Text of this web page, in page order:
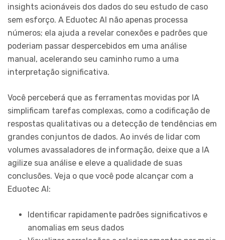
insights acionáveis dos dados do seu estudo de caso
sem esforço. A Eduotec AI não apenas processa
números; ela ajuda a revelar conexões e padrões que
poderiam passar despercebidos em uma análise
manual, acelerando seu caminho rumo a uma
interpretação significativa.
Você perceberá que as ferramentas movidas por IA
simplificam tarefas complexas, como a codificação de
respostas qualitativas ou a detecção de tendências em
grandes conjuntos de dados. Ao invés de lidar com
volumes avassaladores de informação, deixe que a IA
agilize sua análise e eleve a qualidade de suas
conclusões. Veja o que você pode alcançar com a
Eduotec AI:
Identificar rapidamente padrões significativos e
anomalias em seus dados